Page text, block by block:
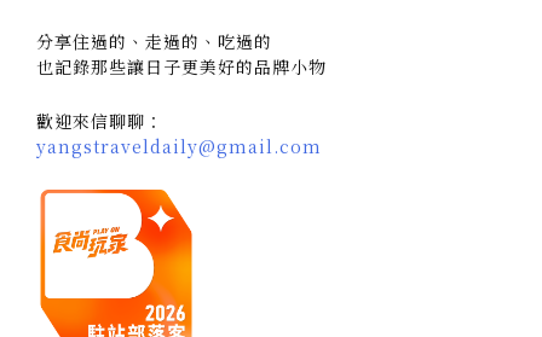
分享住過的、走過的、吃過的
也記錄那些讓日子更美好的品牌小物
歡迎來信聊聊：
yangstraveldaily@gmail.com